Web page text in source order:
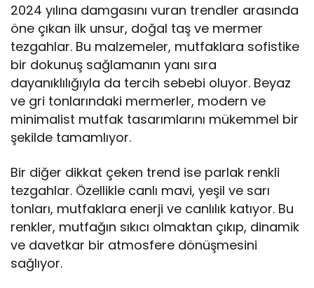
2024 yılına damgasını vuran trendler arasında
öne çıkan ilk unsur, doğal taş ve mermer
tezgahlar. Bu malzemeler, mutfaklara sofistike
bir dokunuş sağlamanın yanı sıra
dayanıklılığıyla da tercih sebebi oluyor. Beyaz
ve gri tonlarındaki mermerler, modern ve
minimalist mutfak tasarımlarını mükemmel bir
şekilde tamamlıyor.
Bir diğer dikkat çeken trend ise parlak renkli
tezgahlar. Özellikle canlı mavi, yeşil ve sarı
tonları, mutfaklara enerji ve canlılık katıyor. Bu
renkler, mutfağın sıkıcı olmaktan çıkıp, dinamik
ve davetkar bir atmosfere dönüşmesini
sağlıyor.